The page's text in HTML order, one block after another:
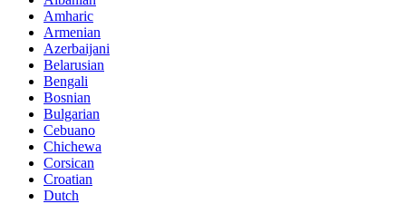
Amharic
Armenian
Azerbaijani
Belarusian
Bengali
Bosnian
Bulgarian
Cebuano
Chichewa
Corsican
Croatian
Dutch